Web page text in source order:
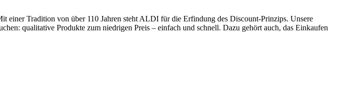
Tradition von über 110 Jahren steht ALDI für die Erfindung des Discount-Prinzips. Unsere
qualitative Produkte zum niedrigen Preis – einfach und schnell. Dazu gehört auch, das Einkaufen